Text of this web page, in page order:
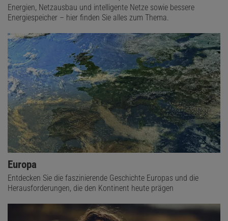
Energien, Netzausbau und intelligente Netze sowie bessere
Energiespeicher – hier finden Sie alles zum Thema.
Europa
Entdecken Sie die faszinierende Geschichte Europas und die
Herausforderungen, die den Kontinent heute prägen